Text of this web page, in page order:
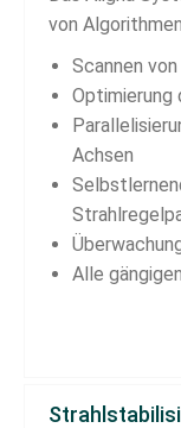
von
Scannen
Optimierung
Achsen
Alle